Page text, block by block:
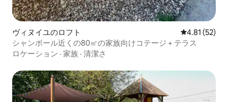
ヴィヌイユのロフト レビュー52
4.81 (52)
シャンボール近くの80㎡の家族向けコテージ + テラス
ロケーション · 家族 · 清潔さ